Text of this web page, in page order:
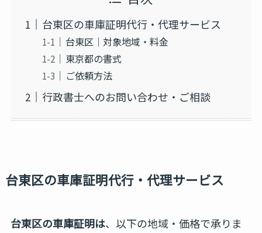
台東区の車庫証明代行・代理サービス
台東区｜対象地域・料金
東京都の書式
ご依頼方法
行政書士へのお問い合わせ・ご相談
台東区の車庫証明代行・代理サービス
台東区の車庫証明は、以下の地域・価格で承りま